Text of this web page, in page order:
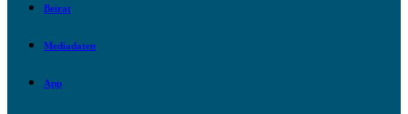
Beirat
Mediadaten
App